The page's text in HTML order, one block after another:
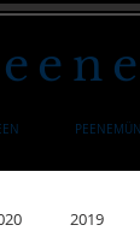
2019